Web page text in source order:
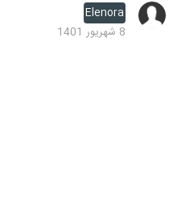
Elenora
8 شهریور 1401